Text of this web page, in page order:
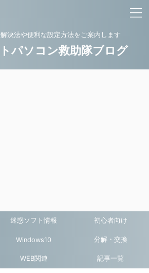
決法や便利な設定方法をご案内します
パソコン救助隊ブログ
迷惑ソフト情報 初心者向け
Windows10 分解・交換
WEB関連 記事一覧